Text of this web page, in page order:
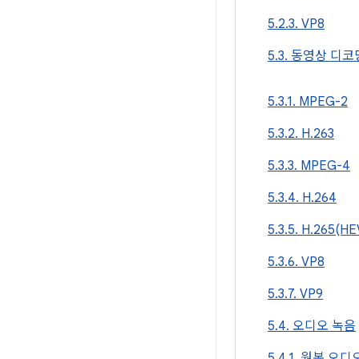
5.2.3. VP8
5.3. 동영상 디코
5.3.1. MPEG-2
5.3.2. H.263
5.3.3. MPEG-4
5.3.4. H.264
5.3.5.
5.3.6. VP8
5.3.7. VP9
5.4. 오디오 녹음